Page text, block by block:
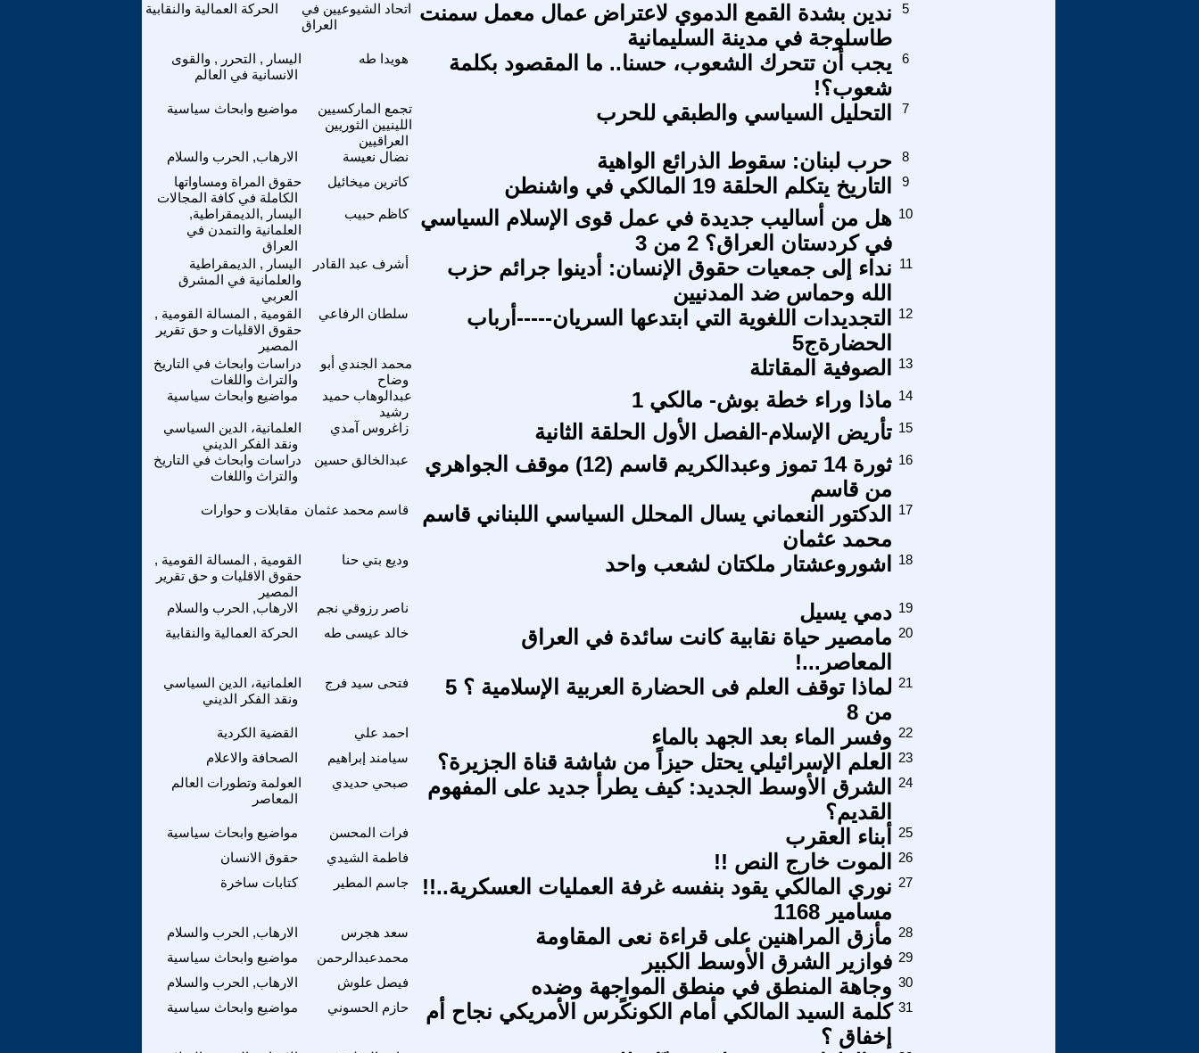
الحركة العمالية والنقابية
اتحاد الشيوعيين في
العراق
ندين بشدة القمع الدموي لاعتراض عمال معمل سمنت
طاسلوجة في مدينة السليمانية
5
اليسار , التحرر , والقوى
الانسانية في العالم
هويدا طه
يجب أن تتحرك الشعوب، حسنا.. ما المقصود بكلمة
شعوب؟!
6
مواضيع وابحاث سياسية
تجمع الماركسيين
اللينيين الثوريين
العراقيين
التحليل السياسي والطبقي للحرب 7
الارهاب, الحرب والسلام نضال نعيسة حرب لبنان: سقوط الذرائع الواهية
8
حقوق المراة ومساواتها
الكاملة في كافة المجالات
كاترين ميخائيل التاريخ يتكلم الحلقة 19 المالكي في واشنطن 9
اليسار ,الديمقراطية,
العلمانية والتمدن في
العراق
كاظم حبيب
هل من أساليب جديدة في عمل قوى الإسلام السياسي
في كردستان العراق؟ 2 من 3
10
اليسار , الديمقراطية
والعلمانية في المشرق
العربي
أشرف عبد القادر
نداء إلى جمعيات حقوق الإنسان: أدينوا جرائم حزب
الله وحماس ضد المدنيين
11
القومية , المسالة القومية ,
حقوق الاقليات و حق تقرير
المصير
سلطان الرفاعي
التجديدات اللغوية التي ابتدعها السريان-----أرباب
الحضارةج5
12
دراسات وابحاث في التاريخ
والتراث واللغات
محمد الجندي أبو
وضاح
الصوفية المقاتلة 13
مواضيع وابحاث سياسية
عبدالوهاب حميد
رشيد
ماذا وراء خطة بوش- مالكي 1 14
العلمانية، الدين السياسي
ونقد الفكر الديني
زاغروس آمدي تأريض الإسلام-الفصل الأول الحلقة الثانية 15
دراسات وابحاث في التاريخ
والتراث واللغات
عبدالخالق حسين
ثورة 14 تموز وعبدالكريم قاسم (12) موقف الجواهري
من قاسم
16
مقابلات و حوارات قاسم محمد عثمان
الدكتور النعماني يسال المحلل السياسي اللبناني قاسم
محمد عثمان
17
القومية , المسالة القومية ,
حقوق الاقليات و حق تقرير
المصير
وديع بتي حنا اشوروعشتار ملكتان لشعب واحد 18
الارهاب, الحرب والسلام ناصر رزوقي نجم دمي يسيل 19
الحركة العمالية والنقابية
خالد عيسى طه
مامصير حياة نقابية كانت سائدة في العراق
المعاصر...!
20
العلمانية، الدين السياسي
ونقد الفكر الديني
فتحى سيد فرج
لماذا توقف العلم فى الحضارة العربية الإسلامية ؟ 5
من 8
21
القضية الكردية احمد علي وفسر الماء بعد الجهد بالماء 22
الصحافة والاعلام
سيامند إبراهيم العلم الإسرائيلي يحتل حيزاً من شاشة قناة الجزيرة؟
23
العولمة وتطورات العالم
المعاصر
صبحي حديدي
الشرق الأوسط الجديد: كيف يطرأ جديد على المفهوم
القديم؟
24
مواضيع وابحاث سياسية فرات المحسن أبناء العقرب
25
حقوق الانسان
فاطمة الشيدي الموت خارج النص !!
26
كتابات ساخرة
جاسم المطير
نوري المالكي يقود بنفسه غرفة العمليات العسكرية..!!
مسامير 1168
27
الارهاب, الحرب والسلام سعد هجرس مأزق المراهنين على قراءة نعى المقاومة 28
مواضيع وابحاث سياسية
محمدعبدالرحمن فوازير الشرق الأوسط الكبير 29
الارهاب, الحرب والسلام
فيصل علوش وجاهة المنطق في منطق المواجهة وضده 30
مواضيع وابحاث سياسية
حازم الحسوني
كلمة السيد المالكي أمام الكونكًرس الأمريكي نجاح أم
إخفاق ؟
31